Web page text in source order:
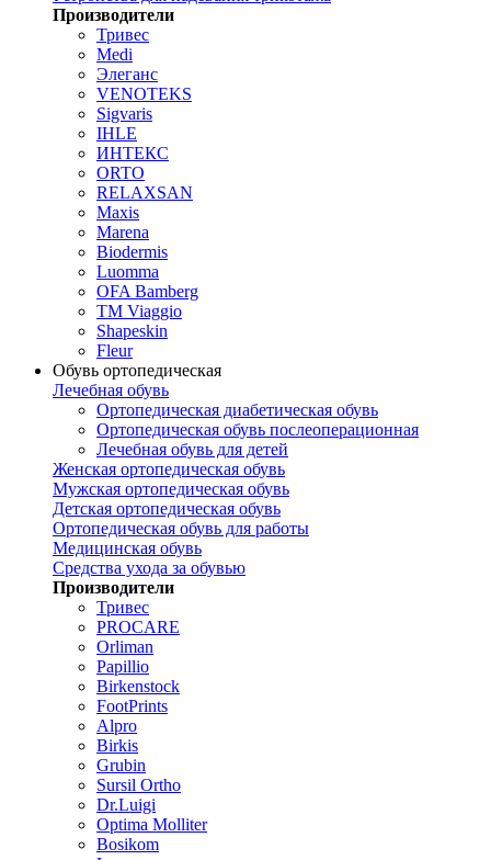
Производители
Тривес
Medi
Элеганс
VENOTEKS
Sigvaris
IHLE
ИНТЕКС
ORTO
RELAXSAN
Maxis
Marena
Biodermis
Luomma
OFA Bamberg
TM Viaggio
Shapeskin
Fleur
Обувь ортопедическая
Лечебная обувь
Ортопедическая диабетическая обувь
Ортопедическая обувь послеоперационная
Лечебная обувь для детей
Женская ортопедическая обувь
Мужская ортопедическая обувь
Детская ортопедическая обувь
Ортопедическая обувь для работы
Медицинская обувь
Средства ухода за обувью
Производители
Тривес
PROCARE
Orliman
Papillio
Birkenstock
FootPrints
Alpro
Birkis
Grubin
Sursil Ortho
Dr.Luigi
Optima Molliter
Bosikom